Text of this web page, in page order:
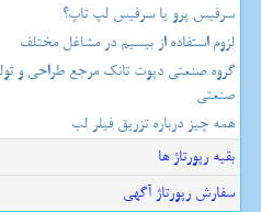
سرفیس پرو یا سرفیس لپ تاپ؟
لزوم استفاده از بیسیم در مشاغل مختلف
گروه صنعتی دپوت تانک مرجع طراحی و
صنعتی
همه چیز درباره تزریق فیلر لب
بقیه رپورتاژ ها
سفارش رپورتاژ آگهی